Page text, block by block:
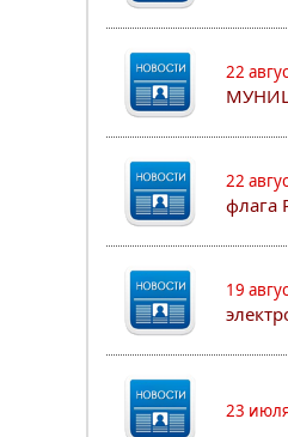
22
22
флага
19
23